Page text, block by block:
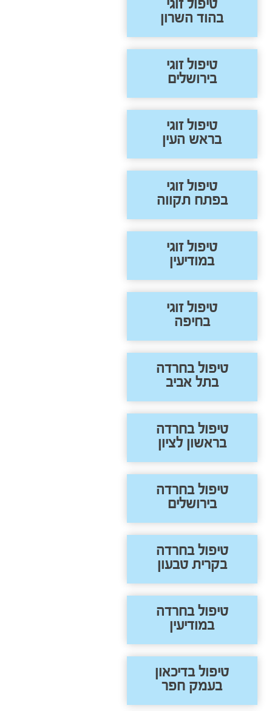
טיפול זוגי
בהוד השרון
טיפול זוגי
בירושלים
טיפול זוגי
בראש העין
טיפול זוגי
בפתח תקווה
טיפול זוגי
במודיעין
טיפול זוגי
בחיפה
טיפול בחרדה
בתל אביב
טיפול בחרדה
בראשון לציון
טיפול בחרדה
בירושלים
טיפול בחרדה
בקרית טבעון
טיפול בחרדה
במודיעין
טיפול בדיכאון
בעמק חפר